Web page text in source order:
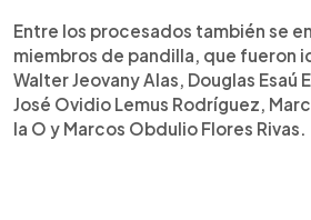
Entre los procesados también se
miembros de pandilla, que fueron
Walter Jeovany Alas, Douglas Esaú
José Ovidio Lemus Rodríguez,
la O y Marcos Obdulio Flores Rivas.